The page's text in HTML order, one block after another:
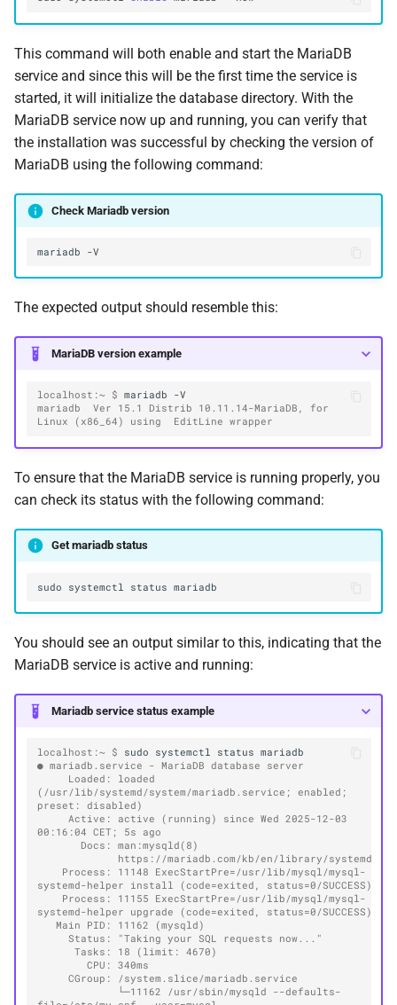
This command will both enable and start the MariaDB
service and since this will be the first time the service is
started, it will initialize the database directory. With the
MariaDB service now up and running, you can verify that
the installation was successful by checking the version of
MariaDB using the following command:
Check Mariadb version
mariadb
The expected output should resemble this:
MariaDB version example
localhost:~ $ mariadb
mariadb  Ver 15.1 Distrib 10.11.14-MariaDB, for
Linux (x86_64) using  EditLine wrapper
To ensure that the MariaDB service is running properly, you
can check its status with the following command:
Get mariadb status
sudo systemctl status
You should see an output similar to this, indicating that the
MariaDB service is active and running:
Mariadb service status example
localhost:~ $ sudo systemctl status
● mariadb.service - MariaDB database server
     Loaded: loaded
(/usr/lib/systemd/system/mariadb.service; enabled;
preset: disabled)
     Active: active (running) since Wed 2025-12-03
00:16:04 CET; 5s ago
       Docs: man:mysqld(8)
             https://mariadb.com/kb/en/library/systemd/
    Process: 11148 ExecStartPre=/usr/lib/mysql/mysql-
systemd-helper install (code=exited, status=0/SUCCESS)
    Process: 11155 ExecStartPre=/usr/lib/mysql/mysql-
systemd-helper upgrade (code=exited, status=0/SUCCESS)
   Main PID: 11162 (mysqld)
     Status: "Taking your SQL requests now..."
      Tasks: 18 (limit: 4670)
        CPU: 340ms
     CGroup: /system.slice/mariadb.service
             └─11162 /usr/sbin/mysqld --defaults-